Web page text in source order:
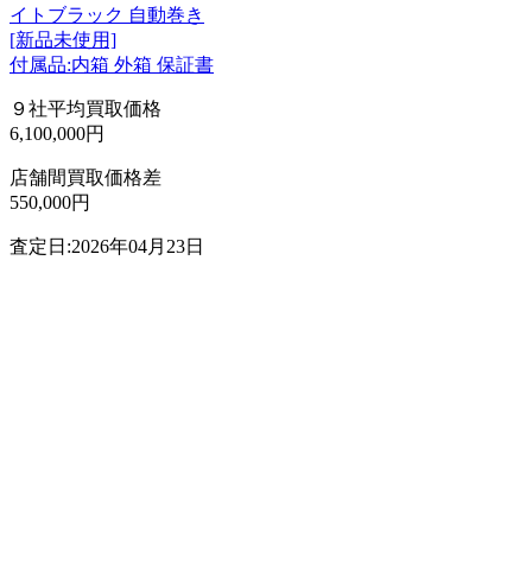
イトブラック 自動巻き
[新品未使用]
付属品:内箱 外箱 保証書
９社平均買取価格
6,100,000円
店舗間買取価格差
550,000円
査定日:2026年04月23日